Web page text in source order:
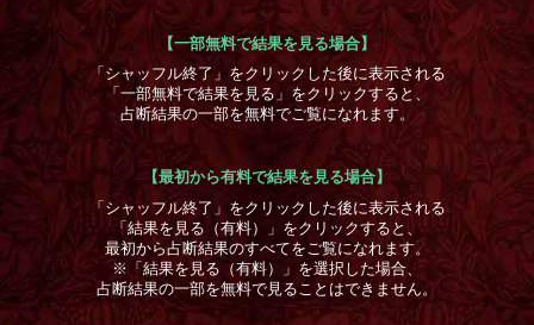
【一部無料で結果を見る場合】
「シャッフル終了」をクリックした後に表示される
「一部無料で結果を見る」をクリックすると、
占断結果の一部を無料でご覧になれます。
【最初から有料で結果を見る場合】
「シャッフル終了」をクリックした後に表示される
「結果を見る（有料）」をクリックすると、
最初から占断結果のすべてをご覧になれます。
※「結果を見る（有料）」を選択した場合、
占断結果の一部を無料で見ることはできません。